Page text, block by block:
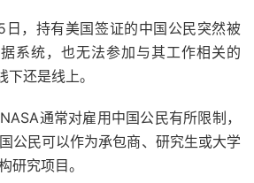
，持有美国签证的中国公民突然被
系统，也无法参加与其工作相关的
还是线上。
通常对雇用中国公民有所限制，
公民可以作为承包商、研究生或大学
研究项目。